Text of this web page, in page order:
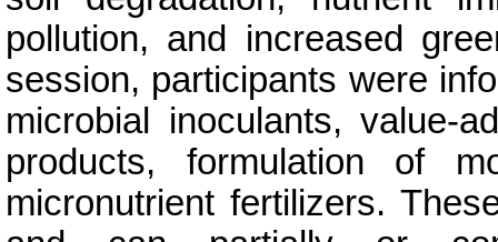
pollution, and increased
session, participants were
microbial inoculants, value-
products, formulation of
micronutrient fertilizers.